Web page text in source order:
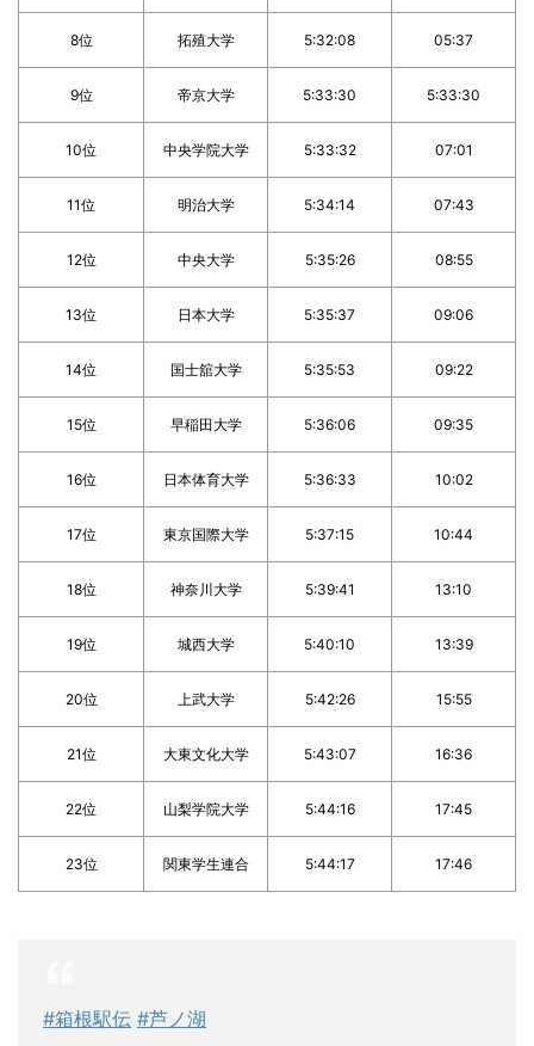
8位 拓殖大学 5:32:08 05:37
9位 帝京大学 5:33:30 5:33:30
10位 中央学院大学 5:33:32 07:01
11位 明治大学 5:34:14 07:43
12位 中央大学 5:35:26 08:55
13位 日本大学 5:35:37 09:06
14位 国士舘大学 5:35:53 09:22
15位 早稲田大学 5:36:06 09:35
16位 日本体育大学 5:36:33 10:02
17位 東京国際大学 5:37:15 10:44
18位 神奈川大学 5:39:41 13:10
19位 城西大学 5:40:10 13:39
20位 上武大学 5:42:26 15:55
21位 大東文化大学 5:43:07 16:36
22位 山梨学院大学 5:44:16 17:45
23位 関東学生連合 5:44:17 17:46
#箱根駅伝 #芦ノ湖